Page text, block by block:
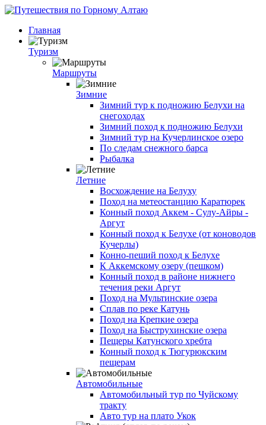
Главная
Туризм
Маршруты
Зимние
Зимний тур к подножию Белухи на
снегоходах
Зимний поход к подножию Белухи
Зимний тур на Кучерлинское озеро
По следам снежного барса
Рыбалка
Летние
Восхождение на Белуху
Поход на метеостанцию Каратюрек
Конный поход Аккем - Сулу-Айры -
Аргут
Конный поход к Белухе (от коноводов
Кучерлы)
Конно-пеший поход к Белухе
К Аккемскому озеру (пешком)
Конный поход в районе нижнего
течения реки Аргут
Поход на Мультинские озера
Сплав по реке Катунь
Поход на Крепкие озера
Поход на Быструхинские озера
Пещеры Катунского хребта
Конный поход к Тюгурюкским
пещерам
Автомобильные
Автомобильный тур по Чуйскому
тракту
Авто тур на плато Укок